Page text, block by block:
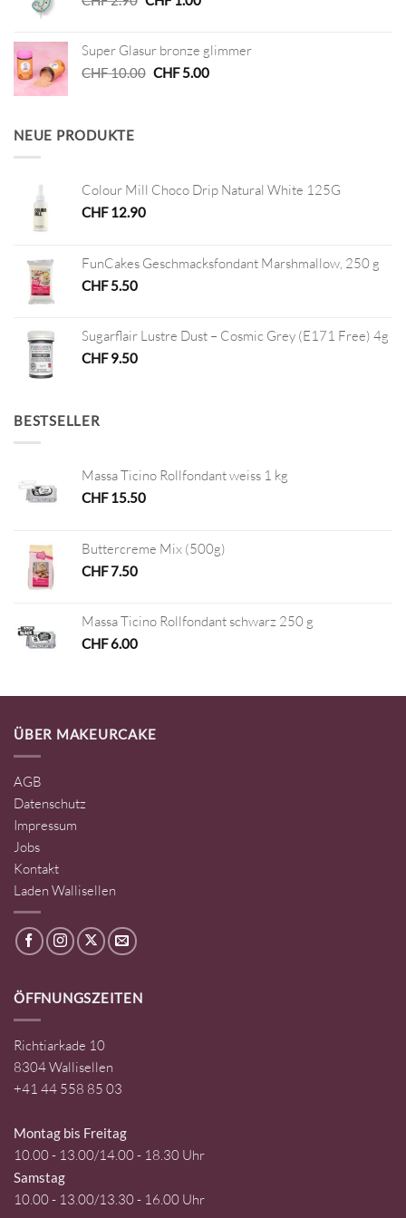
CHF 2.90 CHF 1.00.
Super Glasur bronze glimmer
CHF10.00 Ursprünglicher
CHF5.00Aktueller
NEUE PRODUKTE
Colour Mill Choco Drip Natural White 125G
CHF12.90
FunCakes Geschmacksfondant Marshmallow, 250 g
CHF5.50
Sugarflair Lustre Dust – Cosmic Grey (E171 Free) 4g
CHF9.50
BESTSELLER
Massa Ticino Rollfondant weiss 1 kg
CHF15.50
Buttercreme Mix (500g)
CHF7.50
Massa Ticino Rollfondant schwarz 250 g
CHF6.00
ÜBER MAKEURCAKE
AGB
Datenschutz
Impressum
Jobs
Kontakt
Laden Wallisellen
ÖFFNUNGSZEITEN
Richtiarkade 10
8304 Wallisellen
+41 44 558 85 03
Montag bis Freitag
10.00 - 13.00/14.00 - 18.30 Uhr
Samstag
10.00 - 13.00/13.30 - 16.00 Uhr